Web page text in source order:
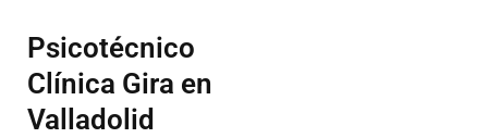
Psicotécnico
Clínica Gira en
Valladolid